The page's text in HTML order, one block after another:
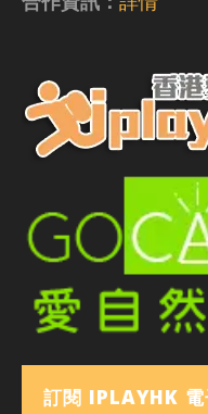
訂閱 IPLAYHK 電